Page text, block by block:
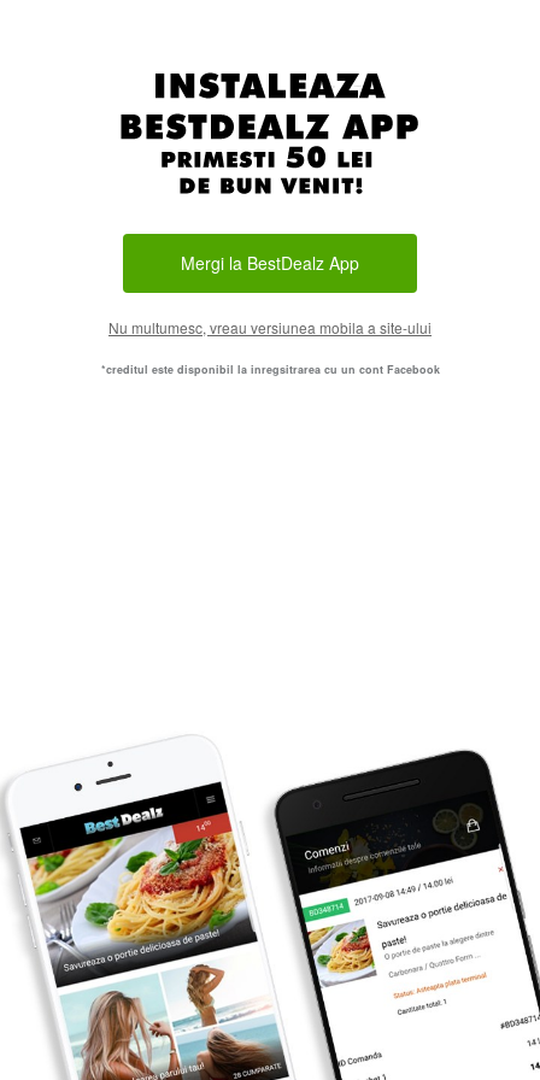
Mergi la BestDealz App
Nu multumesc, vreau versiunea mobila a site-ului
*creditul este disponibil la inregsitrarea cu un cont Facebook
Primesti inapoi 1
CUMPARA